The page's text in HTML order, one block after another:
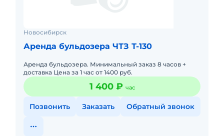
Новосибирск
Аренда бульдозера ЧТЗ Т-130
Аренда бульдозера. Минимальный заказ 8 часов +
доставка Цена за 1 час от 1400 руб.
1 400 ₽ час
Позвонить Заказать Обратный звонок